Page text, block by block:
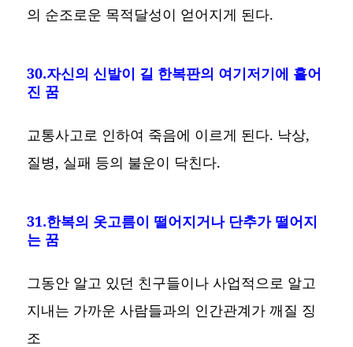
의 순조로운 목적달성이 얻어지게 된다.
30.자신의 신발이 길 한복판의 여기저기에 흩어
진 꿈
교통사고로 인하여 죽음에 이르게 된다. 낙상,
질병, 실패 등의 불운이 닥친다.
31.한복의 옷고름이 떨어지거나 단추가 떨어지
는 꿈
그동안 알고 있던 친구들이나 사업적으로 알고
지내는 가까운 사람들과의 인간관계가 깨질 징
조